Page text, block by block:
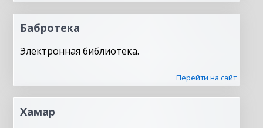
Бабротека
Электронная библиотека.
Перейти на сайт
Хамар